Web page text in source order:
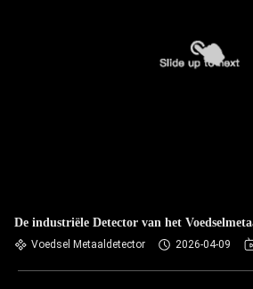
De industriële Detector van het
Voedsel Metaaldetector 2026-04-09